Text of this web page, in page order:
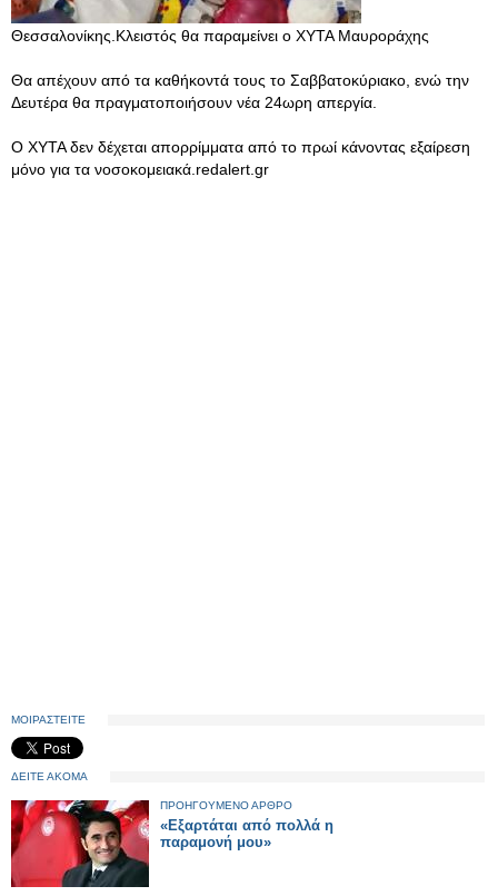
Θεσσαλονίκης.Κλειστός θα παραμείνει ο ΧΥΤΑ Μαυροράχης
Θα απέχουν από τα καθήκοντά τους το Σαββατοκύριακο, ενώ την
Δευτέρα θα πραγματοποιήσουν νέα 24ωρη απεργία.
Ο ΧΥΤΑ δεν δέχεται απορρίμματα από το πρωί κάνοντας εξαίρεση
μόνο για τα νοσοκομειακά.redalert.gr
ΜΟΙΡΑΣΤΕΙΤΕ
ΔΕΙΤΕ ΑΚΟΜΑ
ΠΡΟΗΓΟΥΜΕΝΟ ΑΡΘΡΟ
«Εξαρτάται από πολλά η
παραμονή μου»